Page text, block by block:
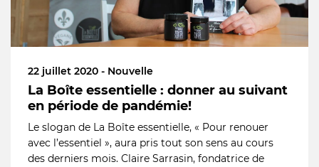
22 juillet 2020 - Nouvelle
La Boîte essentielle : donner au suivant
en période de pandémie!
Le slogan de La Boîte essentielle, « Pour renouer
avec l’essentiel », aura pris tout son sens au cours
des derniers mois. Claire Sarrasin, fondatrice de